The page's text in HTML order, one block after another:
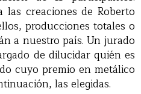
creaciones de Roberto
producciones totales o
a nuestro país. Un jurado
de dilucidar quién es
cuyo premio en metálico
las elegidas.